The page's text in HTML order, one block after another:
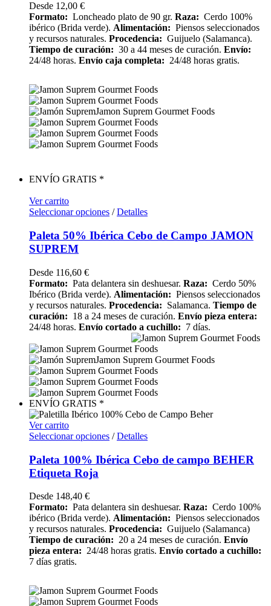
Desde 12,00 €
Formato: Loncheado plato de 90 gr. Raza: Cerdo 100%
ibérico (Brida verde). Alimentación: Piensos seleccionados
y recursos naturales. Procedencia: Guijuelo (Salamanca).
Tiempo de curación: 30 a 44 meses de curación. Envío:
24/48 horas. Envío caja completa: 24/48 horas gratis.
ENVÍO GRATIS *
Ver carrito
Seleccionar opciones / Detalles
Paleta 50% Ibérica Cebo de Campo JAMON
SUPREM
Desde 116,60 €
Formato: Pata delantera sin deshuesar. Raza: Cerdo 50%
Ibérico (Brida verde). Alimentación: Piensos seleccionados
y recursos naturales. Procedencia: Salamanca. Tiempo de
curación: 18 a 24 meses de curación. Envío pieza entera:
24/48 horas. Envío cortado a cuchillo: 7 días.
ENVÍO GRATIS *
Ver carrito
Seleccionar opciones / Detalles
Paleta 100% Ibérica Cebo de campo BEHER
Etiqueta Roja
Desde 148,40 €
Formato: Pata delantera sin deshuesar. Raza: Cerdo 100%
ibérico (Brida verde). Alimentación: Piensos seleccionados
y recursos naturales. Procedencia: Guijuelo (Salamanca)
Tiempo de curación: 20 a 24 meses de curación. Envío
pieza entera: 24/48 horas gratis. Envío cortado a cuchillo:
7 días gratis.